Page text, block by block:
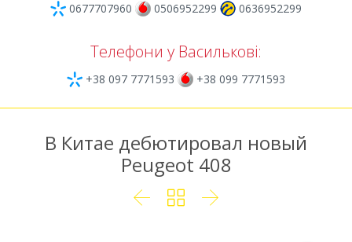
0677707960 0506952299 0636952299
Телефони у Василькові:
+38 097 7771593 +38 099 7771593
В Китае дебютировал новый
Peugeot 408
  